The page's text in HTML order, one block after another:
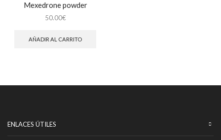
Mexedrone powder
50.00€
AÑADIR AL CARRITO
ENLACES ÚTILES